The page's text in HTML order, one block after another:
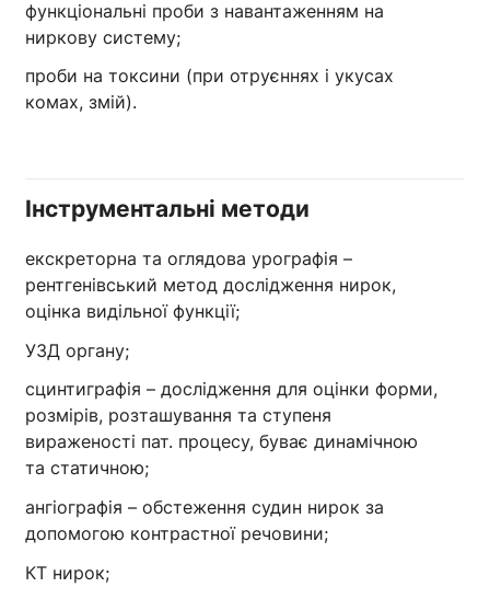
функціональні проби з навантаженням на
ниркову систему;
проби на токсини (при отруєннях і укусах
комах, змій).
Інструментальні методи
екскреторна та оглядова урографія –
рентгенівський метод дослідження нирок,
оцінка видільної функції;
УЗД органу;
сцинтиграфія – дослідження для оцінки форми,
розмірів, розташування та ступеня
вираженості пат. процесу, буває динамічною
та статичною;
ангіографія – обстеження судин нирок за
допомогою контрастної речовини;
КТ нирок;